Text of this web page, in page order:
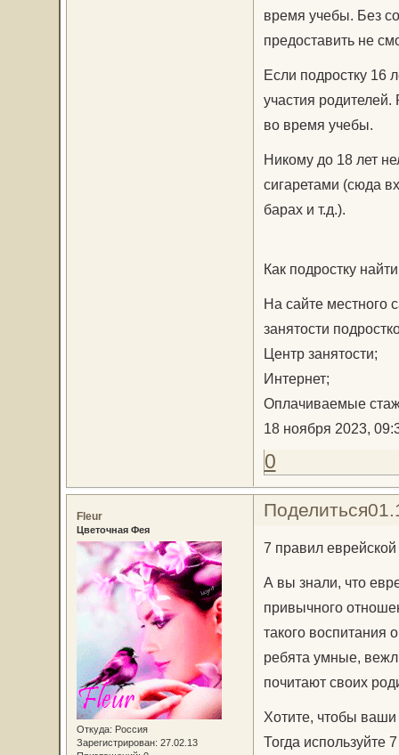
время учебы. Без
предоставить не
Если подростку 16
участия
во время учебы.
Никому до 18 лет
сигаретами (сюда
барах и т.д.).
Как подростку
На сайте местного
занятости
Центр занятости;
Интернет;
Оплачиваемые
18 ноября 2023,
0
Поделиться
Fleur
Цветочная Фея
Откуда: Россия
Зарегистрирован: 27.02.13
7 правил
А вы знали, что
привычного
такого воспитания
ребята умные,
почитают своих
Хотите, чтобы
Тогда используйте